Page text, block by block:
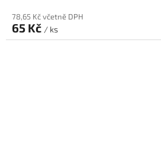
78,65 Kč včetně DPH
65 Kč / ks